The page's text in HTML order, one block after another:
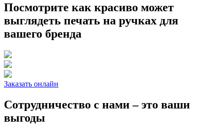
Посмотрите как красиво может
выглядеть печать на ручках для
вашего бренда
Заказать онлайн
Сотрудничество с нами – это ваши
выгоды